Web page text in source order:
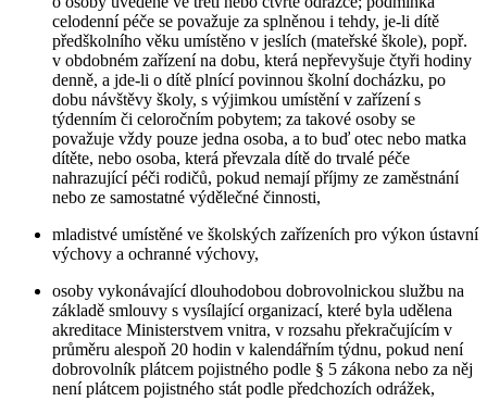
celodenní péče se považuje za splněnou i tehdy, je-li dítě
předškolního věku umístěno v jeslích (mateřské škole), popř.
v obdobném zařízení na dobu, která nepřevyšuje čtyři hodiny
denně, a jde-li o dítě plnící povinnou školní docházku, po
dobu návštěvy školy, s výjimkou umístění v zařízení s
týdenním či celoročním pobytem; za takové osoby se
považuje vždy pouze jedna osoba, a to buď otec nebo matka
dítěte, nebo osoba, která převzala dítě do trvalé péče
nahrazující péči rodičů, pokud nemají příjmy ze zaměstnání
nebo ze samostatné výdělečné činnosti,
mladistvé umístěné ve školských zařízeních pro výkon ústavní
výchovy a ochranné výchovy,
osoby vykonávající dlouhodobou dobrovolnickou službu na
základě smlouvy s vysílající organizací, které byla udělena
akreditace Ministerstvem vnitra, v rozsahu překračujícím v
průměru alespoň 20 hodin v kalendářním týdnu, pokud není
dobrovolník plátcem pojistného podle § 5 zákona nebo za něj
není plátcem pojistného stát podle předchozích odrážek,